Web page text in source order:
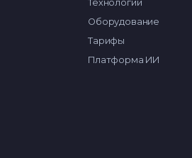
Технологии
Оборудование
Тарифы
Платформа ИИ